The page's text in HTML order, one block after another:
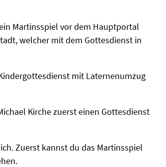
Martinsspiel vor dem Hauptportal
welcher mit dem Gottesdienst in
mit Laternenumzug
Kirche zuerst einen Gottesdienst
Zuerst kannst du das Martinsspiel